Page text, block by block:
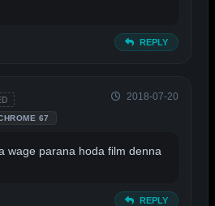
REPLY
67
2018-07-20
wage parana hoda film denna
REPLY